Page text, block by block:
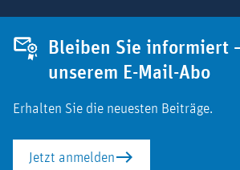
Bleiben Sie informiert
unserem E-Mail-Abo
Erhalten Sie die neuesten Beiträge.
Jetzt anmelden